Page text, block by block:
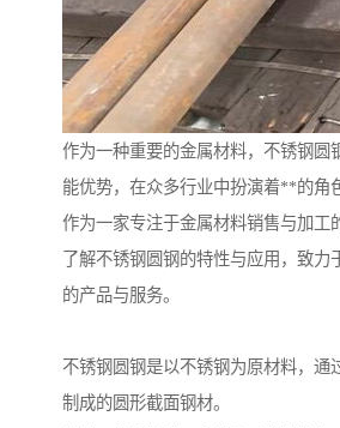
作为一种重要的金属材料，不锈钢圆
能优势，在众多行业中扮演着**的角
作为一家专注于金属材料销售与加工
了解不锈钢圆钢的特性与应用，致力
的产品与服务。
不锈钢圆钢是以不锈钢为原材料，通
制成的圆形截面钢材。